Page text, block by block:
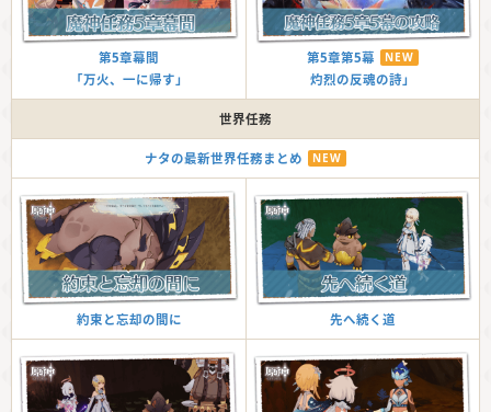
第5章幕間
「万火、一に帰す」
第5章第5幕 NEW
灼烈の反魂の詩」
世界任務
ナタの最新世界任務まとめ NEW
約束と忘却の間に 先へ続く道